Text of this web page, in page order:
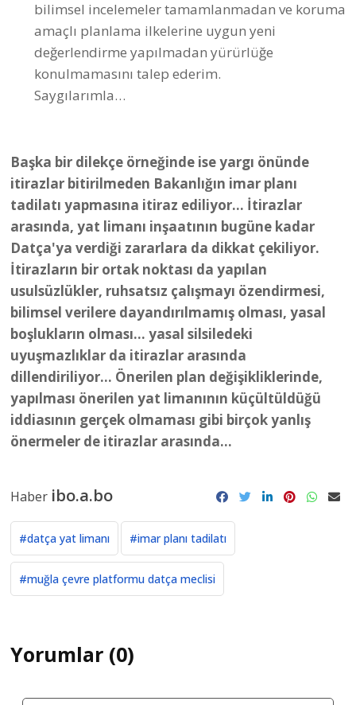
konulmamasını talep ederim.
Saygılarımla…
Başka bir dilekçe örneğinde ise yargı önünde
arasında, yat limanı inşaatının bugüne kadar
Datça'ya verdiği zararlara da dikkat çekiliyor.
İtirazların bir ortak noktası da yapılan
usulsüzlükler, ruhsatsız çalışmayı özendirmesi,
bilimsel verilere dayandırılmamış olması, yasal
boşlukların olması... yasal silsiledeki
uyuşmazlıklar da itirazlar arasında
dillendiriliyor...Önerilen plan değişikliklerinde,
yapılması önerilen yat limanının küçültüldüğü
iddiasının gerçek olmaması gibi birçok
önermeler de itirazlar arasında...
Haberibo.a.bo
#muğla çevre platformu datça meclisi
Yorumlar (0)